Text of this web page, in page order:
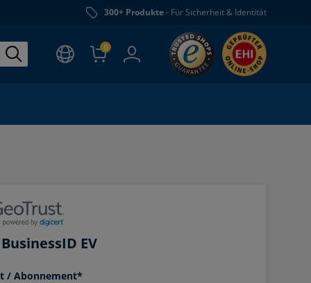
300+ Produkte- Für Sicherheit & Identität
0
EV
/ Abonnement*